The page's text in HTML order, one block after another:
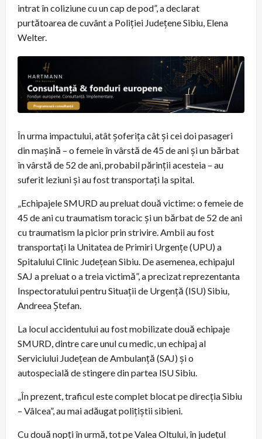
intrat în coliziune cu un cap de pod”, a declarat
purtătoarea de cuvânt a Poliției Județene Sibiu, Elena
Welter.
În urma impactului, atât șoferița cât și cei doi pasageri
din mașină – o femeie în vârstă de 45 de ani și un bărbat
în vârstă de 52 de ani, probabil părinții acesteia – au
suferit leziuni și au fost transportați la spital.
„Echipajele SMURD au preluat două victime: o femeie de
45 de ani cu traumatism toracic și un bărbat de 52 de ani
cu traumatism la picior prin strivire. Ambii au fost
transportați la Unitatea de Primiri Urgențe (UPU) a
Spitalului Clinic Județean Sibiu. De asemenea, echipajul
SAJ a preluat o a treia victimă”, a precizat reprezentanta
Inspectoratului pentru Situații de Urgență (ISU) Sibiu,
Andreea Ștefan.
La locul accidentului au fost mobilizate două echipaje
SMURD, dintre care unul cu medic, un echipaj al
Serviciului Județean de Ambulanță (SAJ) și o
autospecială de stingere din partea ISU Sibiu.
„În prezent, traficul este complet blocat pe direcția Sibiu
– Vâlcea”, au mai adăugat polițiștii sibieni.
Cu două nopți în urmă, tot pe Valea Oltului, în județul